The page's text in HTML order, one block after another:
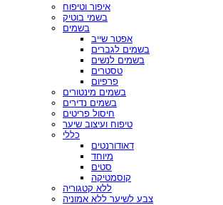
איפור וטיפוח
בשמי בוטיק
בשמים
אפטר שייב
בשמים לגברים
בשמים לנשים
טסטרים
פרפיום
בשמים מינטורים
בשמים נדירים
חיסול פריטים
טיפוח ועיצוב שיער
כללי
דאודורנטים
מיוחד
סטים
קוסמטיקה
ללא קטגוריה
צבע לשיער ללא אמוניה